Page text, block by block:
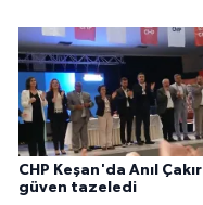
CHP Keşan'da Anıl Çakır
güven tazeledi